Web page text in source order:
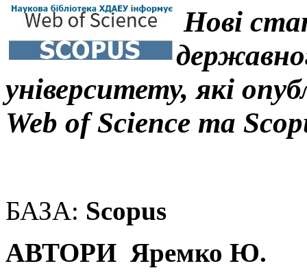
Нові
університету,які
Web of Science та
БАЗА: Scopus
АВТОРИ Яремко Ю.